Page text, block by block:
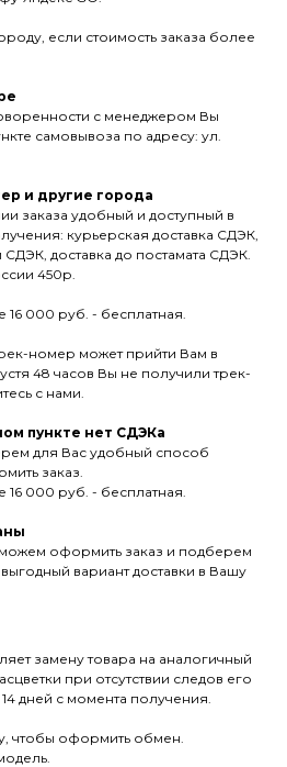
если стоимость заказа более
с менеджером Вы
самовывоза по адресу: ул.
и другие города
заказа удобный и доступный в
курьерская доставка СДЭК,
СДЭК, доставка до постамата СДЭК.
450р.
000 руб. - бесплатная.
номер может прийти Вам в
48 часов Вы не получили трек-
с нами.
пункте нет СДЭКа
для Вас удобный способ
заказ.
000 руб. - бесплатная.
оформить заказ и подберем
вариант доставки в Вашу
замену товара на аналогичный
при отсутствии следов его
дней с момента получения.
чтобы оформить обмен.